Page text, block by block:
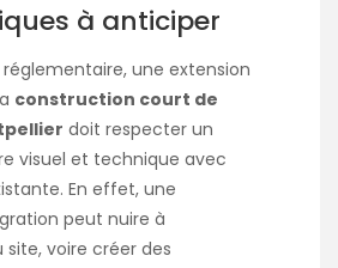
à anticiper
une extension
construction court de
doit respecter un
visuel et technique avec
En effet, une
peut nuire à
site, voire créer des